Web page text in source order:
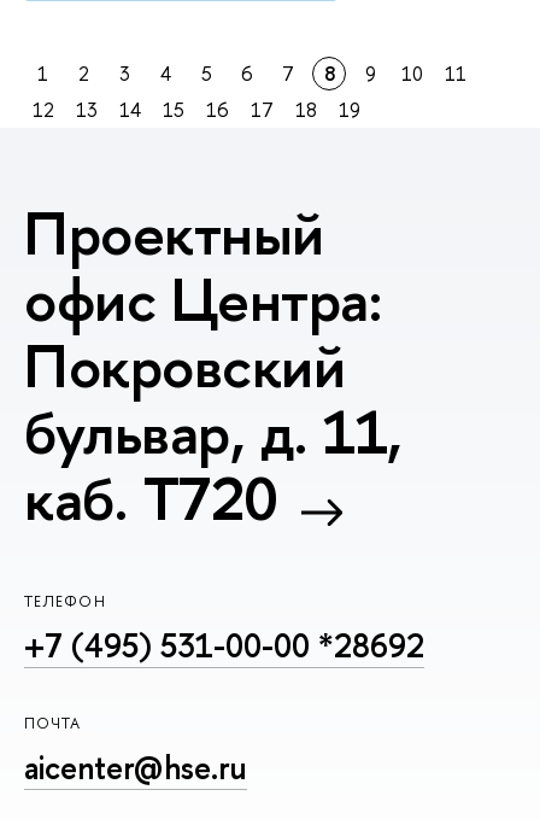
1 2 3 4 5 6 7 8 9 10
11
12
13 14 15 16 17 18 19
Проектный
офис Центра:
Покровский
бульвар, д. 11,
каб. T720
ТЕЛЕФОН
+7 (495) 531-00-00 *28692
ПОЧТА
aicenter@hse.ru